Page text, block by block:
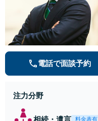
電話で面談予約
注力分野
相続・遺言 料金表有